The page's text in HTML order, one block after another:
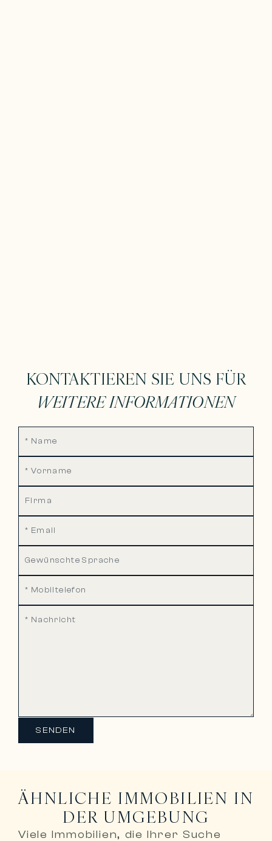
KONTAKTIEREN SIE UNS FÜR
WEITERE INFORMATIONEN
SENDEN
ÄHNLICHE IMMOBILIEN IN
DER UMGEBUNG
Viele Immobilien, die Ihrer Suche